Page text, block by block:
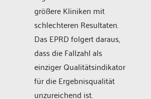
größere Kliniken mit
schlechteren Resultaten.
Das EPRD folgert daraus,
dass die Fallzahl als
einziger Qualitätsindikator
für die Ergebnisqualität
unzureichend ist.